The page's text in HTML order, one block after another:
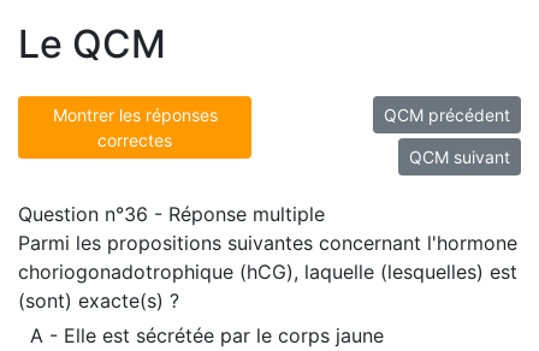
Le QCM
Montrer les réponses
correctes
QCM précédent
QCM suivant
Question n°36 - Réponse multiple
Parmi les propositions suivantes concernant l'hormone
choriogonadotrophique (hCG), laquelle (lesquelles) est
(sont) exacte(s) ?
A - Elle est sécrétée par le corps jaune